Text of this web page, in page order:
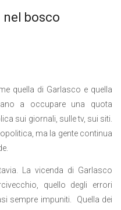
nel bosco
quella di Garlasco e quella
a occupare una quota
sui giornali, sulle tv, sui siti.
ma la gente continua
La vicenda di Garlasco
quello degli errori
sempre impuniti.
Quella dei